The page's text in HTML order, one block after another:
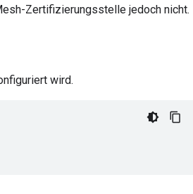
Zertifizierungsstelle jedoch nicht.
wird.